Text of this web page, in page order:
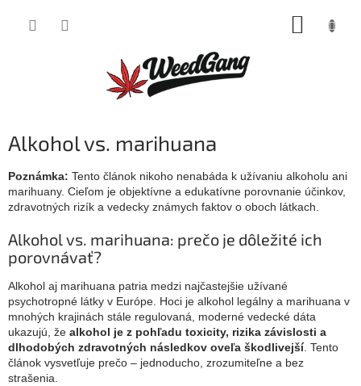
Alkohol vs. marihuana
Poznámka: Tento článok nikoho nenabáda k užívaniu alkoholu ani
marihuany. Cieľom je objektívne a edukatívne porovnanie účinkov,
zdravotných rizík a vedecky známych faktov o oboch látkach.
Alkohol vs. marihuana: prečo je dôležité ich
porovnávať?
Alkohol aj marihuana patria medzi najčastejšie užívané
psychotropné látky v Európe. Hoci je alkohol legálny a marihuana v
mnohých krajinách stále regulovaná, moderné vedecké dáta
ukazujú, že alkohol je z pohľadu toxicity, rizika závislosti a
dlhodobých zdravotných následkov oveľa škodlivejší. Tento
článok vysvetľuje prečo – jednoducho, zrozumiteľne a bez
strašenia.